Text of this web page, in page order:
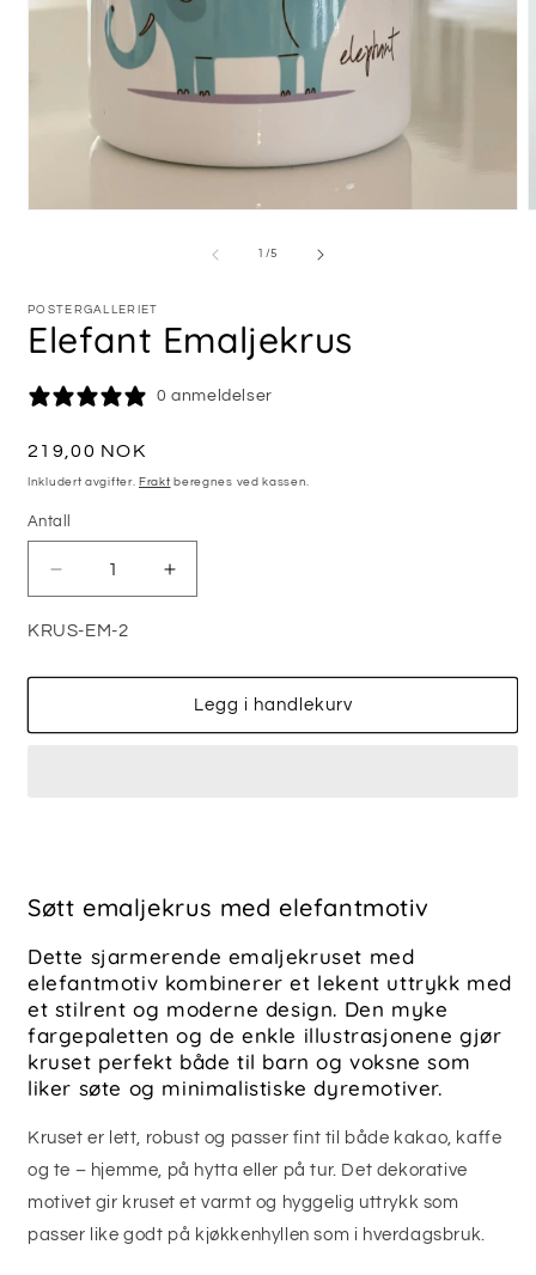
1 /av
5
POSTERGALLERIET
Elefant Emaljekrus
0 anmeldelser
Vanlig
pris
219,00 NOK
Inkludert avgifter. Frakt beregnes ved kassen.
Antall
Antall
antallet
for
Emaljekrus
Øk
antallet
Emaljekrus
SKU:
KRUS-EM-2
Legg i handlekurv
Søtt emaljekrus med elefantmotiv
Dette sjarmerende emaljekruset med
elefantmotiv kombinerer et lekent uttrykk med
et stilrent og moderne design. Den myke
fargepaletten og de enkle illustrasjonene gjør
kruset perfekt både til barn og voksne som
liker søte og minimalistiske dyremotiver.
Kruset er lett, robust og passer fint til både kakao, kaffe
og te – hjemme, på hytta eller på tur. Det dekorative
motivet gir kruset et varmt og hyggelig uttrykk som
passer like godt på kjøkkenhyllen som i hverdagsbruk.